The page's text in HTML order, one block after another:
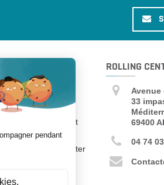
produits
de livraison
d'utilisation et
de Rolling Center
ROLLING
Avenue
33
69400
04 74